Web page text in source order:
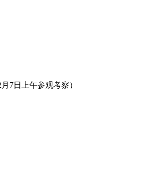
7日上午参观考察）